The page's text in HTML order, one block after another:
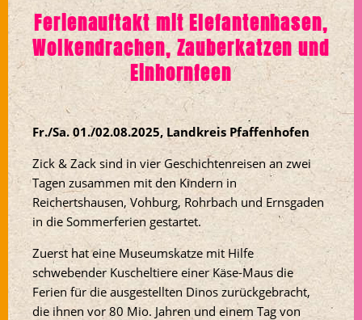
Ferienauftakt mit Elefantenhasen,
Wolkendrachen, Zauberkatzen und
Einhornfeen
Fr./Sa. 01./02.08.2025, Landkreis Pfaffenhofen
Zick & Zack sind in vier Geschichtenreisen an zwei
Tagen zusammen mit den Kindern in
Reichertshausen, Vohburg, Rohrbach und Ernsgaden
in die Sommerferien gestartet.
Zuerst hat eine Museumskatze mit Hilfe
schwebender Kuscheltiere einer Käse-Maus die
Ferien für die ausgestellten Dinos zurückgebracht,
die ihnen vor 80 Mio. Jahren und einem Tag von